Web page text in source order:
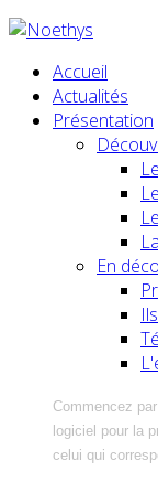
Accueil
Actualités
Présentation
En
Commencez
logiciel pour la
celui qui